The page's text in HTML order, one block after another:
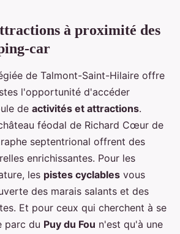
à proximité des
car
de Talmont-Saint-Hilaire offre
l'opportunité d'accéder
de activités et attractions.
féodal de Richard Cœur de
septentrional offrent des
enrichissantes. Pour les
les pistes cyclables vous
des marais salants et des
Et pour ceux qui cherchent à se
parc du Puy du Fou n'est qu'à une